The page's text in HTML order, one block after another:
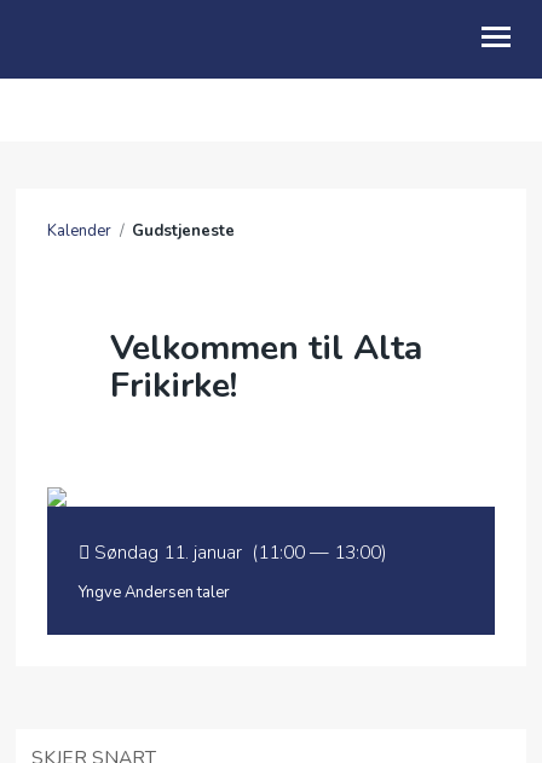
TALER
BE FOR
SOMMERFESTIVAL 2026
Kalender / Gudstjeneste
Velkommen til Alta
Frikirke!
Søndag 11. januar (11:00 — 13:00)
Yngve Andersen taler